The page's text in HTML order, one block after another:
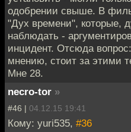
одобрении свыше. В
"Дух времени", которые,
наблюдать -
инцидент. Отсюда
мнению, стоит за этими
Мне 28.
necro-tor »
#46 | 04.12.15 19:41
Кому: yuri535, #36